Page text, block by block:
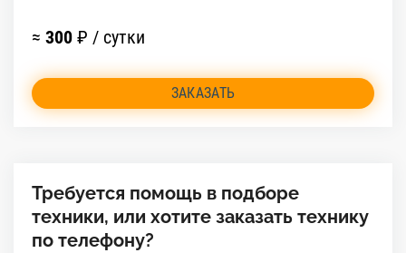
≈ 300 ₽ / сутки
ЗАКАЗАТЬ
Требуется помощь в подборе
техники, или хотите заказать технику
по телефону?